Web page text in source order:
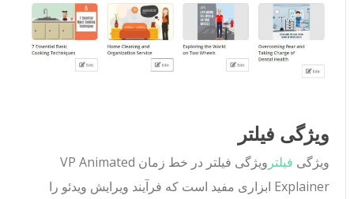
ویژگی فیلتر
ویژگی فیلتر
ویژگی فیلتر در خط زمان VP Animated
Explainer ابزاری مفید است که فرآیند ویرایش ویدئو را